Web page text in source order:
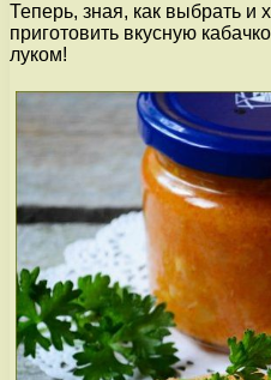
Теперь, зная, как выбрать и
приготовить вкусную
луком!